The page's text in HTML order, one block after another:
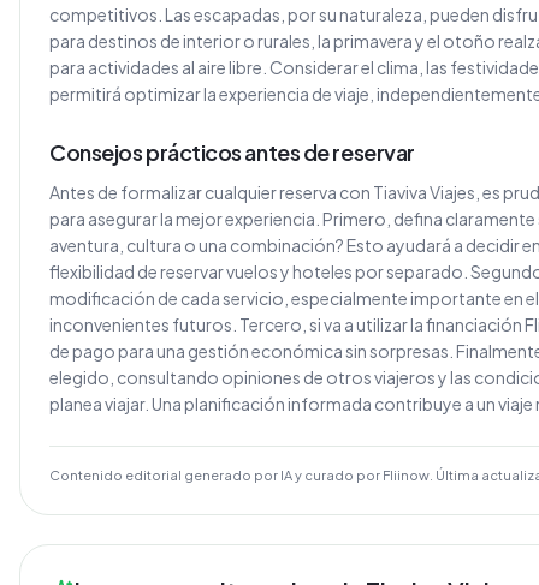
competitivos. Las escapadas, por su naturaleza, pueden
para destinos de interior o rurales, la primavera y el otoño
para actividades al aire libre. Considerar el clima, las
permitirá optimizar la experiencia de viaje,
Consejos prácticos antes de reservar
Antes de formalizar cualquier reserva con Tiaviva Viajes, es
para asegurar la mejor experiencia. Primero, defina
aventura, cultura o una combinación? Esto ayudará a decidir
flexibilidad de reservar vuelos y hoteles por separado.
modificación de cada servicio, especialmente importante en
inconvenientes futuros. Tercero, si va a utilizar la financiación
de pago para una gestión económica sin sorpresas.
elegido, consultando opiniones de otros viajeros y las
planea viajar. Una planificación informada contribuye a un
Contenido editorial generado por IA y curado por Fliinow. Última